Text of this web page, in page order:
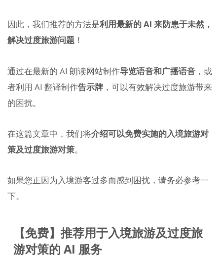
因此，我们推荐的方法是利用最新的 AI 来防患于未然，
解决过度旅游问题 ！
通过在最新的 AI 朗读网站制作导览语音和广播语音 ，或
者利用 AI 翻译制作告示牌 ，可以有效解决过度旅游带来
的困扰。
在这篇文章中，我们将介绍可以免费实施的入境旅游对
策及过度旅游对策。
如果您正因为入境游客过多而感到困扰，请务必参考一
下。
【免费】推荐用于入境旅游及过度旅
游对策的 AI 服务